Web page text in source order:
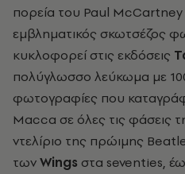
πορεία του Paul
εμβληματικός σκωτσέζος
κυκλοφορεί στις εκδόσεις
πολύγλωσσο λεύκωμα με
φωτογραφίες που
Macca σε όλες τις φάσεις
ντελίριο της πρώιμης
τωνWings στα seventies,